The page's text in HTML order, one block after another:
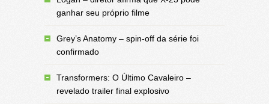
ganhar seu próprio filme
Grey’s Anatomy – spin-off da série foi
confirmado
Transformers: O Último Cavaleiro –
revelado trailer final explosivo